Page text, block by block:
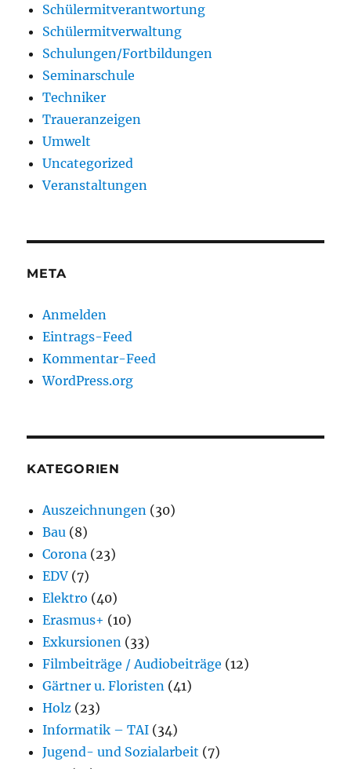
Schülermitverantwortung
Schülermitverwaltung
Schulungen/Fortbildungen
Seminarschule
Techniker
Traueranzeigen
Umwelt
Uncategorized
Veranstaltungen
META
Anmelden
Eintrags-Feed
Kommentar-Feed
WordPress.org
KATEGORIEN
Auszeichnungen (30)
Bau (8)
Corona (23)
EDV (7)
Elektro (40)
Erasmus+ (10)
Exkursionen (33)
Filmbeiträge / Audiobeiträge (12)
Gärtner u. Floristen (41)
Holz (23)
Informatik – TAI (34)
Jugend- und Sozialarbeit (7)